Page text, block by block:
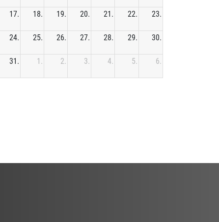
17. 18. 19. 20. 21. 22. 23.
24. 25. 26. 27. 28. 29. 30.
31. 1. 2. 3. 4. 5. 6.